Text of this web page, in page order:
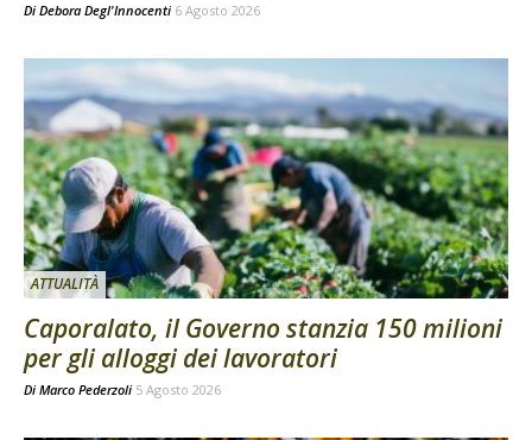
Di Debora Degl'Innocenti 6 Agosto 2026
ATTUALITÀ
Caporalato, il Governo stanzia 150 milioni
per gli alloggi dei lavoratori
Di Marco Pederzoli 5 Agosto 2026